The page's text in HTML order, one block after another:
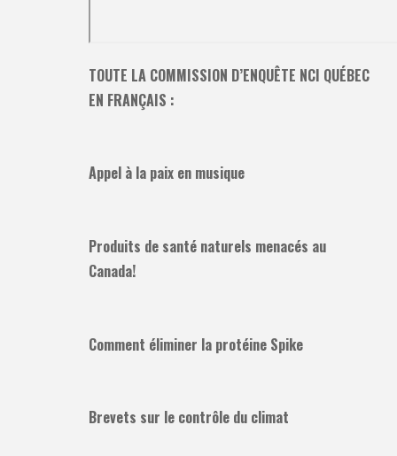
TOUTE LA COMMISSION D’ENQUÊTE NCI QUÉBEC
EN FRANÇAIS :
Appel à la paix en musique
Produits de santé naturels menacés au
Canada!
Comment éliminer la protéine Spike
Brevets sur le contrôle du climat